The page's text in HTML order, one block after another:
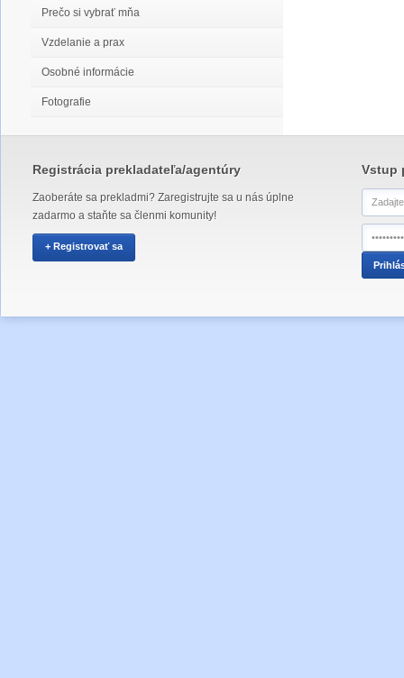
Prečo si vybrať mňa
Vzdelanie a prax
Osobné informácie
Fotografie
Registrácia prekladateľa/agentúry
Zaoberáte sa prekladmi? Zaregistrujte sa u nás úplne
zadarmo a staňte sa členmi komunity!
+ Registrovať sa
Vstup